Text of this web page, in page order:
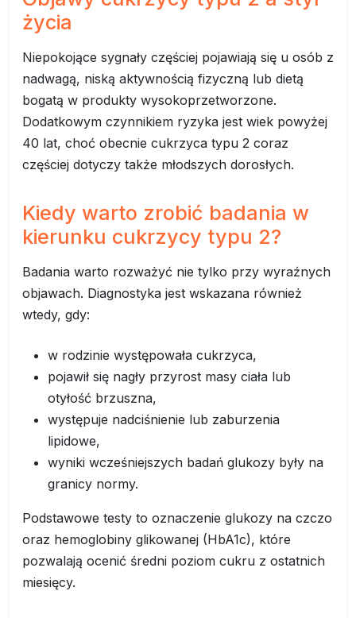
życia
Niepokojące sygnały częściej pojawiają się u osób z
nadwagą, niską aktywnością fizyczną lub dietą
bogatą w produkty wysokoprzetworzone.
Dodatkowym czynnikiem ryzyka jest wiek powyżej
40 lat, choć obecnie cukrzyca typu 2 coraz
częściej dotyczy także młodszych dorosłych.
Kiedy warto zrobić badania w
kierunku cukrzycy typu 2?
Badania warto rozważyć nie tylko przy wyraźnych
objawach. Diagnostyka jest wskazana również
wtedy, gdy:
w rodzinie występowała cukrzyca,
pojawił się nagły przyrost masy ciała lub
otyłość brzuszna,
występuje nadciśnienie lub zaburzenia
lipidowe,
wyniki wcześniejszych badań glukozy były na
granicy normy.
Podstawowe testy to oznaczenie glukozy na czczo
oraz hemoglobiny glikowanej (HbA1c), które
pozwalają ocenić średni poziom cukru z ostatnich
miesięcy.